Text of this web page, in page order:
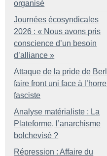
organisé
Journées écosyndicales
2026 : « Nous avons pris
conscience d’un besoin
d’alliance »
Attaque de la pride de
faire front uni face à
fasciste
Analyse matérialiste : La
Plateforme, l’anarchisme
bolchevisé ?
Répression : Affaire du